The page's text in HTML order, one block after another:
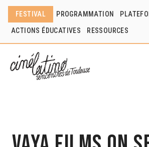
FESTIVAL PROGRAMMATION
ACTIONS ÉDUCATIVES RESSOURCES